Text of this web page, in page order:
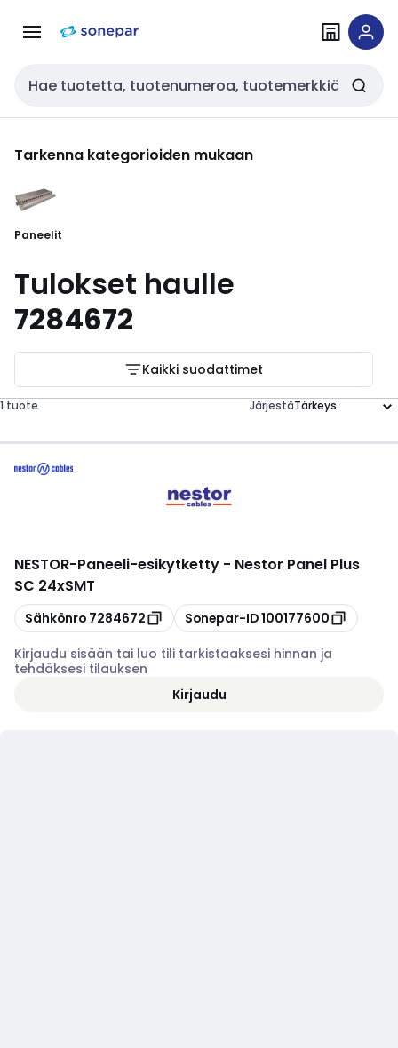
navigointiinsisältöön
Haku
Tarkenna kategorioiden mukaan
Paneelit
Tulokset haulle
7284672
Kaikki suodattimet
1 tuote Järjestä
NESTOR-Paneeli-esikytketty - Nestor Panel Plus
SC 24xSMT
Kopioi
Sähkönro 7284672 Kopioi
Sonepar-ID100177600
Kirjaudu sisään tai luo tili tarkistaaksesi hinnan ja
tehdäksesi tilauksen
Kirjaudu